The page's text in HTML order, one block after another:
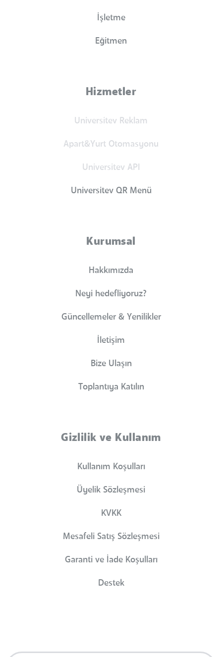
İşletme
Eğitmen
Hizmetler
Universitev Reklam
Apart&Yurt Otomasyonu
Universitev API
Universitev QR Menü
Kurumsal
Hakkımızda
Neyi hedefliyoruz?
Güncellemeler & Yenilikler
İletişim
Bize Ulaşın
Toplantıya Katılın
Gizlilik ve Kullanım
Kullanım Koşulları
Üyelik Sözleşmesi
KVKK
Mesafeli Satış Sözleşmesi
Garanti ve İade Koşulları
Destek